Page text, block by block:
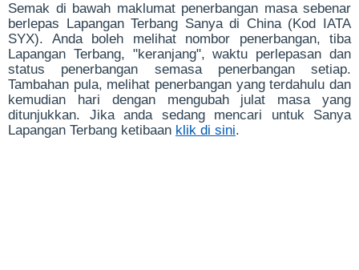
Semak di bawah maklumat penerbangan masa sebenar
berlepas Lapangan Terbang Sanya di China (Kod IATA
SYX). Anda boleh melihat nombor penerbangan, tiba
Lapangan Terbang, "keranjang", waktu perlepasan dan
status penerbangan semasa penerbangan setiap.
Tambahan pula, melihat penerbangan yang terdahulu dan
kemudian hari dengan mengubah julat masa yang
ditunjukkan. Jika anda sedang mencari untuk Sanya
Lapangan Terbang ketibaan klik di sini.